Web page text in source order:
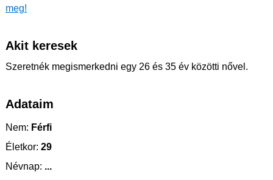
meg!
Akit keresek
Szeretnék megismerkedni egy 26 és 35 év közötti nővel.
Adataim
Nem: Férfi
Életkor: 29
Névnap: ...